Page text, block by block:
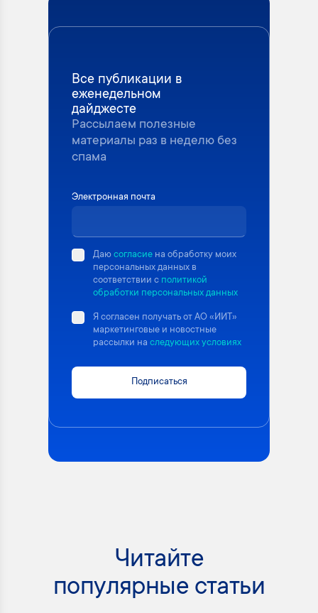
Все публикации в
еженедельном
дайджесте
Рассылаем полезные
материалы раз в неделю без
спама
Электронная почта
Даюсогласие на обработку моих
персональных данных в
соответствии с политикой
обработки персональных данных
Я согласен получать от АО «ИИТ»
маркетинговые и новостные
рассылки на следующих условиях
Подписаться
Читайте
популярные статьи